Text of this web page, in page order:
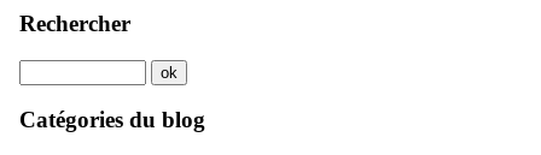
Rechercher
Catégories du blog